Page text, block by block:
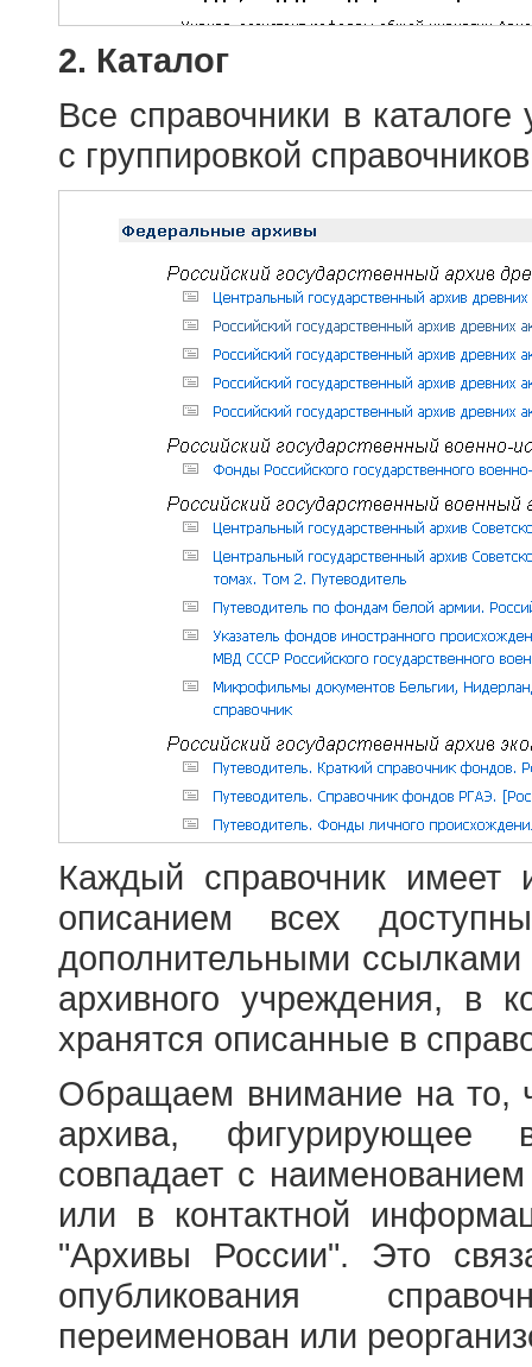
2. Каталог
Все справочники в
с группировкой
Каждый справочник имеет
описанием всех
дополнительными
архивного учреждения, в
хранятся описанные в
Обращаем внимание на то,
архива, фигурирующее
совпадает с
или в контактной
"Архивы России". Это
опубликования
переименован или